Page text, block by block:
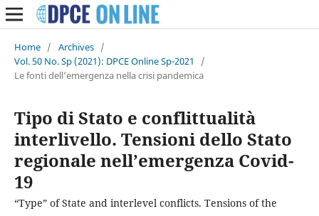
Home / Archives /
Vol. 50 No. Sp (2021): DPCE Online Sp-2021
/
Le fonti dell’emergenza nella crisi pandemica
Tipo di Stato e conflittualità
interlivello. Tensioni dello Stato
regionale nell’emergenza Covid-
19
“Type” of State and interlevel conflicts. Tensions of the